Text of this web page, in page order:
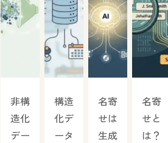
非構
造化
デー
構造
化デ
ータ
名寄
せは
生成
名寄
せと
は？